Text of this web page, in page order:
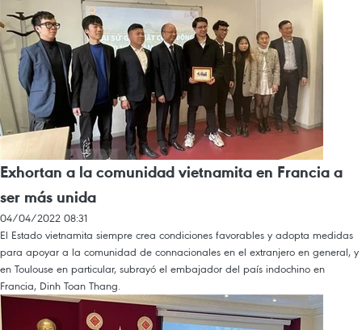
Exhortan a la comunidad vietnamita en Francia a
ser más unida
04/04/2022 08:31
El Estado vietnamita siempre crea condiciones favorables y adopta medidas
para apoyar a la comunidad de connacionales en el extranjero en general, y
en Toulouse en particular, subrayó el embajador del país indochino en
Francia, Dinh Toan Thang.